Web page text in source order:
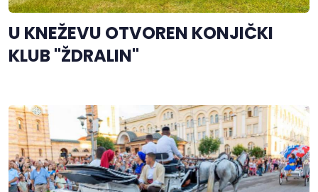
U KNEŽEVU OTVOREN KONJIČKI
KLUB "ŽDRALIN"